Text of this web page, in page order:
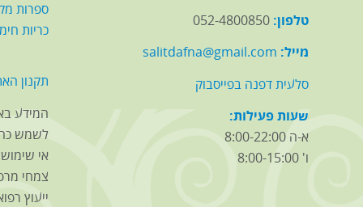
ספרות
כריות
תקנון
המידע
לשמש
אי שימוש
צמחי
ייעוץ
טלפון:052-4800850
מייל: salitdafna@gmail.com
סלעית דפנה בפייסבוק
שעות פעילות:
א-ה 8:00-22:00
ו' 8:00-15:00